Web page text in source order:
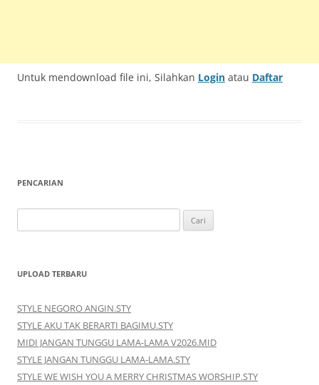
Untuk mendownload file ini, Silahkan Login atau Daftar
PENCARIAN
untuk:
UPLOAD TERBARU
STYLE NEGORO ANGIN.STY
STYLE AKU TAK BERARTI BAGIMU.STY
MIDI JANGAN TUNGGU LAMA-LAMA V2026.MID
STYLE JANGAN TUNGGU LAMA-LAMA.STY
STYLE WE WISH YOU A MERRY CHRISTMAS WORSHIP.STY